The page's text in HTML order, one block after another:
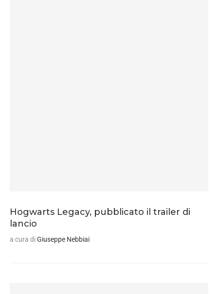
Hogwarts Legacy, pubblicato il trailer di
lancio
a cura diGiuseppe Nebbiai